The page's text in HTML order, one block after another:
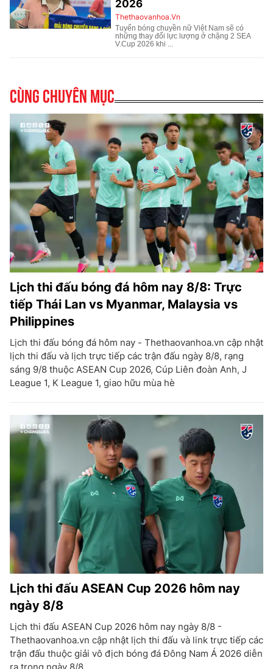
Cùng chuyên mục
Lịch thi đấu bóng đá hôm nay 8/8: Trực
tiếp Thái Lan vs Myanmar, Malaysia vs
Philippines
Lịch thi đấu bóng đá hôm nay - Thethaovanhoa.vn cập nhật
lịch thi đấu và lịch trực tiếp các trận đấu ngày 8/8, rạng
sáng 9/8 thuộc ASEAN Cup 2026, Cúp Liên đoàn Anh, J
League 1, K League 1, giao hữu mùa hè
Lịch thi đấu ASEAN Cup 2026 hôm nay
ngày 8/8
Lịch thi đấu ASEAN Cup 2026 hôm nay ngày 8/8 -
Thethaovanhoa.vn cập nhật lịch thi đấu và link trực tiếp các
trận đấu thuộc giải vô địch bóng đá Đông Nam Á 2026 diễn
ra trong ngày 8/8.